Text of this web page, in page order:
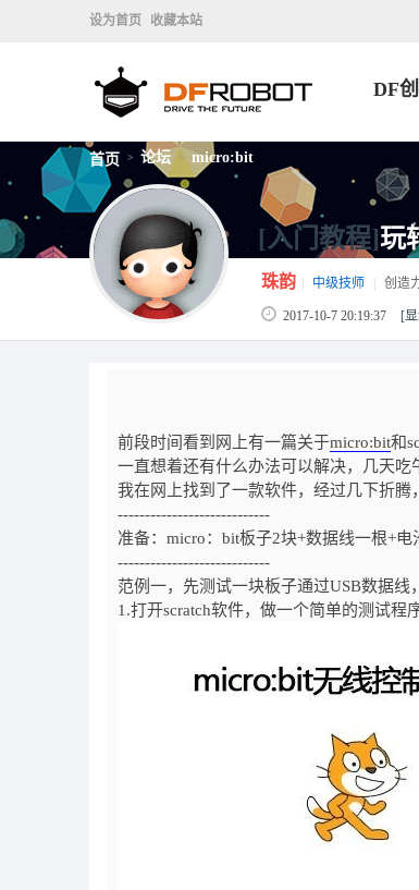
设为首页 收藏本站
DF
首页 > 论坛 > micro:bit
[入门教程]玩
珠韵 中级技师 创造
2017-10-7 20:19:37 [
前段时间看到网上有一篇关于micro:bit和
一直想着还有什么办法可以解决，几天吃
我在网上找到了一款软件，经过几下折腾
----------------------------
准备：micro：bit板子2块+数据线一根+电
----------------------------
范例一，先测试一块板子通过USB数据线
1.打开scratch软件，做一个简单的测试程